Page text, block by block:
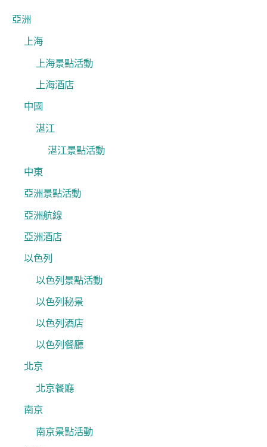
字
亞洲
上海
上海景點活動
上海酒店
中國
湛江
湛江景點活動
中東
亞洲景點活動
亞洲航線
亞洲酒店
以色列
以色列景點活動
以色列秘景
以色列酒店
以色列餐廳
北京
北京餐廳
南京
南京景點活動